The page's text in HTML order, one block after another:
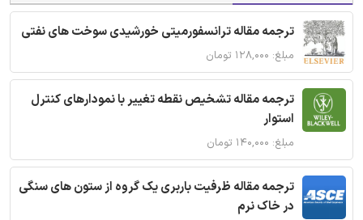
ترجمه مقاله ترانسفورمیتی خورشیدی سوخت های نفتی
مبلغ: ۱۲۸,۰۰۰ تومان
ترجمه مقاله تشخیص نقطه تغییر با نمودارهای کنترل
استوار
مبلغ: ۱۴۰,۰۰۰ تومان
ترجمه مقاله ظرفیت باربری یک گروه از ستون های سنگی
در خاک نرم